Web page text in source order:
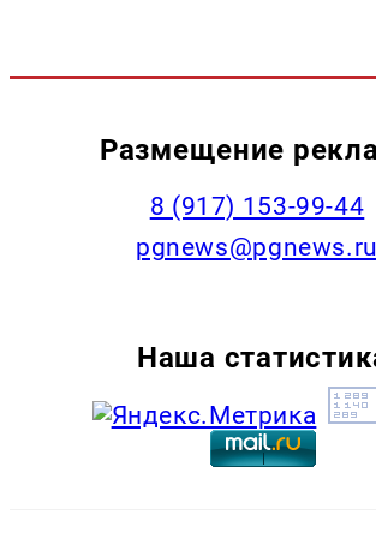
Размещение
‭8 (917) 153-99-44
pgnews@pgnews.ru
Наша